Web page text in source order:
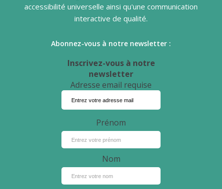
accessibilité universelle ainsi qu'une communication
interactive de qualité.
Abonnez-vous à notre newsletter :
Inscrivez-vous à notre
newsletter
Adresse email requise
Prénom
Nom